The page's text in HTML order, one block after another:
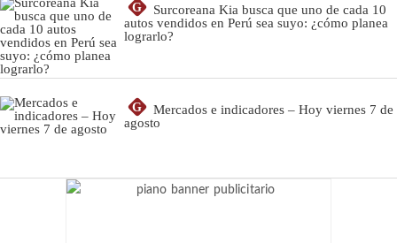
G
Surcoreana Kia busca que uno de cada 10
autos vendidos en Perú sea suyo: ¿cómo planea
lograrlo?
G
Mercados e indicadores – Hoy viernes 7 de
agosto